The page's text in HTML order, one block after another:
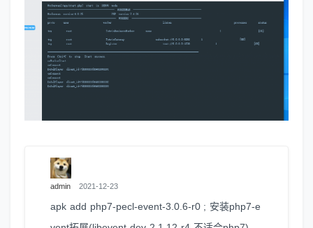
admin 2021-12-23
apk add php7-pecl-event-3.0.6-r0 ; 安装php7-e